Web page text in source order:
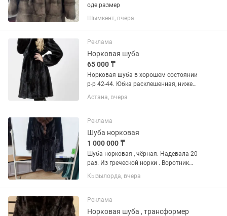
оде.размер
Шымкент, вчера
Реклама
Норковая шуба
65 000 ₸
Норковая шуба в хорошем состоянии
р-р 42-44. Юбка расклешенная, ниже
колен, с норковым поясом (отдельно
покупали за 100$), добротный
год или день рождения. Торг...
Астана, вчера
Реклама
Шуба норковая
1 000 000 ₸
Шуба норковая , чёрная. Надевала 20
раз. Из греческой норки . Воротник
соболь..Состояние как новая. Куплена
в 2019 году. Есть карманы
Кызылорда, вчера
Реклама
Норковая шуба , трансформер